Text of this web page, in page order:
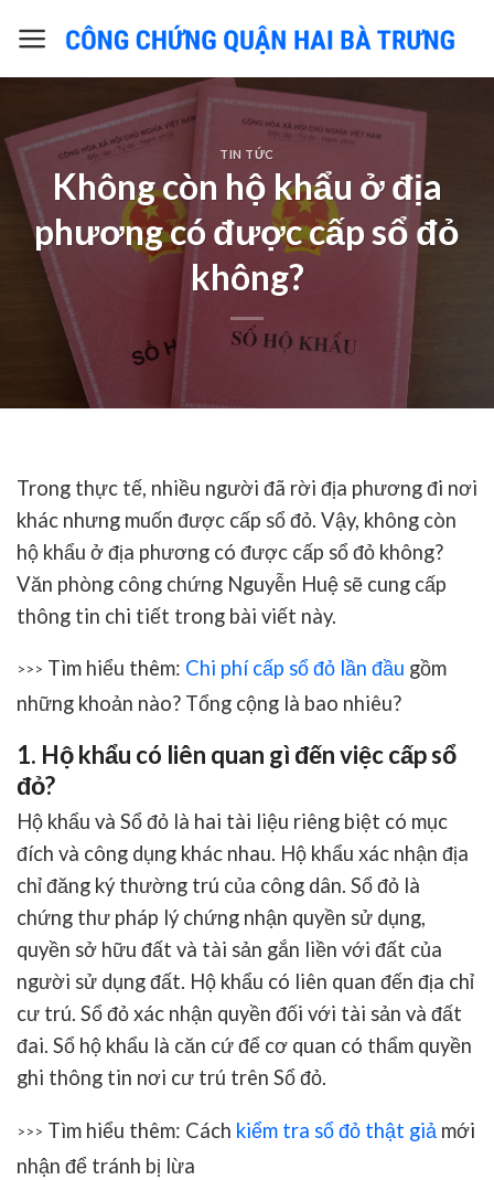
TIN TỨC
Không còn hộ khẩu ở địa
phương có được cấp sổ đỏ
không?
Trong thực tế, nhiều người đã rời địa phương đi nơi
khác nhưng muốn được cấp sổ đỏ. Vậy, không còn
hộ khẩu ở địa phương có được cấp sổ đỏ không?
Văn phòng công chứng Nguyễn Huệ sẽ cung cấp
thông tin chi tiết trong bài viết này.
>>> Tìm hiểu thêm: Chi phí cấp sổ đỏ lần đầu gồm
những khoản nào? Tổng cộng là bao nhiêu?
1. Hộ khẩu có liên quan gì đến việc cấp sổ
đỏ?
Hộ khẩu và Sổ đỏ là hai tài liệu riêng biệt có mục
đích và công dụng khác nhau. Hộ khẩu xác nhận địa
chỉ đăng ký thường trú của công dân. Sổ đỏ là
chứng thư pháp lý chứng nhận quyền sử dụng,
quyền sở hữu đất và tài sản gắn liền với đất của
người sử dụng đất. Hộ khẩu có liên quan đến địa chỉ
cư trú. Sổ đỏ xác nhận quyền đối với tài sản và đất
đai. Sổ hộ khẩu là căn cứ để cơ quan có thẩm quyền
ghi thông tin nơi cư trú trên Sổ đỏ.
>>> Tìm hiểu thêm: Cách kiểm tra sổ đỏ thật giả mới
nhận để tránh bị lừa